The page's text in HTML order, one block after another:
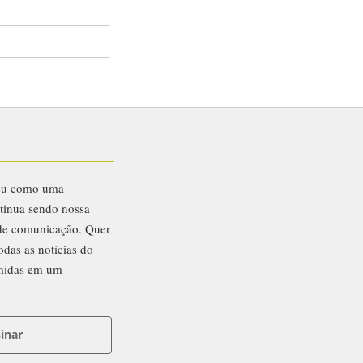
como uma
sendo nossa
comunicação. Quer
as notícias do
em um